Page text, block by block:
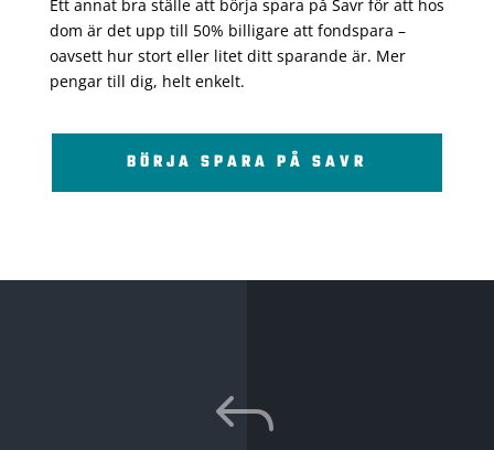
Ett annat bra ställe att börja spara på Savr för att hos
dom är det upp till 50% billigare att fondspara –
oavsett hur stort eller litet ditt sparande är. Mer
pengar till dig, helt enkelt.
BÖRJA SPARA PÅ SAVR
J